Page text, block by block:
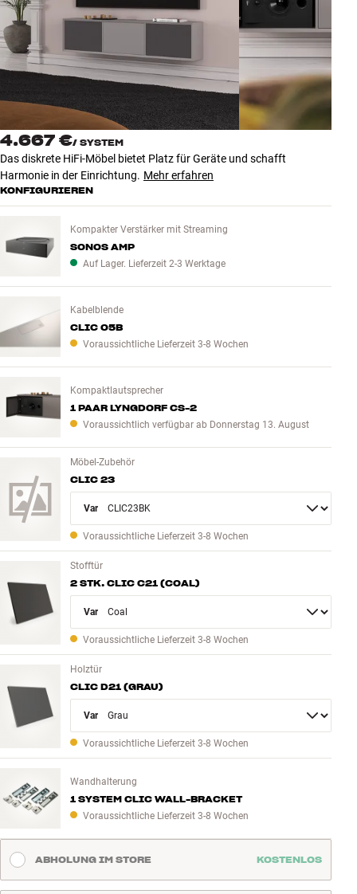
Zubehör
INSPIRATION
MARKEN
NEUHEITEN
ANGEBOTE
Kundendienst
Anmelden
4.667 €/ SYSTEM
Das diskrete HiFi-Möbel bietet Platz für Geräte und schafft
Harmonie in der Einrichtung. Mehr erfahren
KONFIGURIEREN
Kompakter Verstärker mit Streaming
SONOS AMP
Auf Lager. Lieferzeit 2-3 Werktage
Kabelblende
CLIC 05B
Voraussichtliche Lieferzeit 3-8 Wochen
Kompaktlautsprecher
1 PAAR LYNGDORF CS-2
Voraussichtlich verfügbar ab Donnerstag 13. August
Möbel-Zubehör
CLIC 23
Variant
Voraussichtliche Lieferzeit 3-8 Wochen
Stofftür
2 STK. CLIC C21 (COAL)
Variant
Voraussichtliche Lieferzeit 3-8 Wochen
Holztür
CLIC D21 (GRAU)
Variant
Voraussichtliche Lieferzeit 3-8 Wochen
Wandhalterung
1 SYSTEM CLIC WALL-BRACKET
Voraussichtliche Lieferzeit 3-8 Wochen
ABHOLUNG IM STORE KOSTENLOS